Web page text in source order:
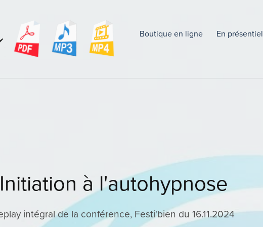
Boutique en ligne En présentiel
à l'autohypnose
intégral de la conférence, Festi'bien du 16.11.2024